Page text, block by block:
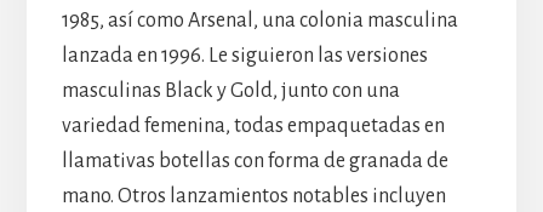
1985, así como Arsenal, una colonia masculina
lanzada en 1996. Le siguieron las versiones
masculinas Black y Gold, junto con una
variedad femenina, todas empaquetadas en
llamativas botellas con forma de granada de
mano. Otros lanzamientos notables incluyen